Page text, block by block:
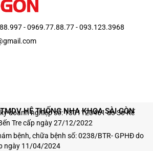
- 0969.77.88.77 - 093.123.3968
HỆ THỐNG NHA KHOA SÀI GÒN
doanh nghiệp số: 1301120461 do Sở Kế
Tre cấp ngày 27/12/2022
bệnh, chữa bệnh số: 0238/BTR- GPHĐ do
ngày 11/04/2024